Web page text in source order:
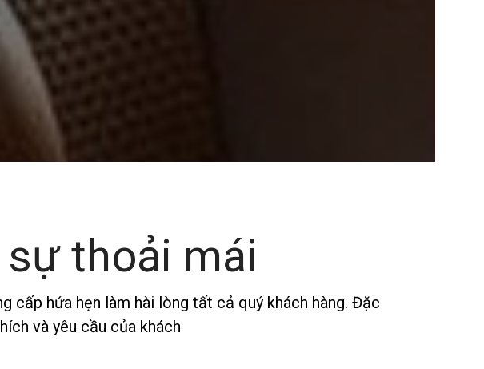
thoải mái
cấp hứa hẹn làm hài lòng tất cả quý khách hàng. Đặc
và yêu cầu của khách